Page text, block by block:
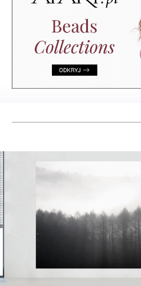
&
Marketing
FAQ